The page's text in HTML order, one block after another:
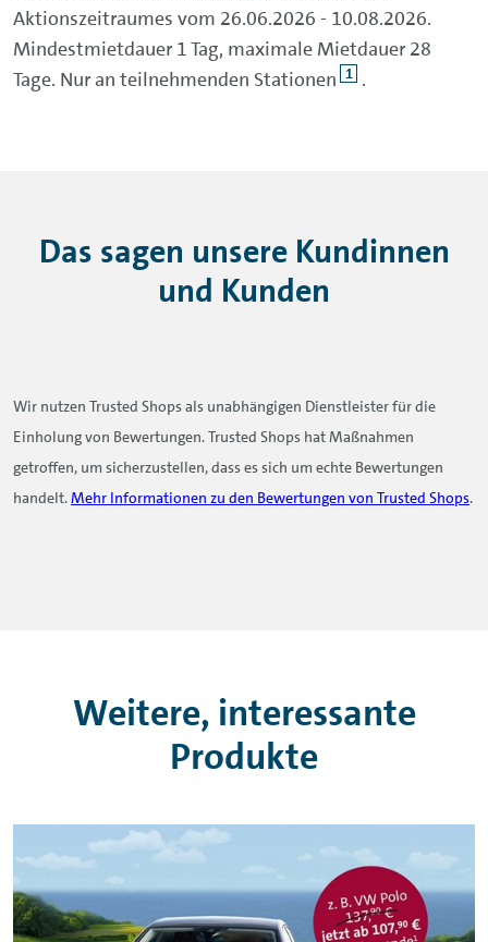
Aktionszeitraumes vom 26.06.2026 - 10.08.2026.
Mindestmietdauer 1 Tag, maximale Mietdauer 28
Tage. Nur an teilnehmenden Stationen 1 .
Das sagen unsere Kundinnen
und Kunden
Wir nutzen Trusted Shops als unabhängigen Dienstleister für die
Einholung von Bewertungen. Trusted Shops hat Maßnahmen
getroffen, um sicherzustellen, dass es sich um echte Bewertungen
handelt.Mehr Informationen zu den Bewertungen von Trusted Shops.
Weitere, interessante
Produkte